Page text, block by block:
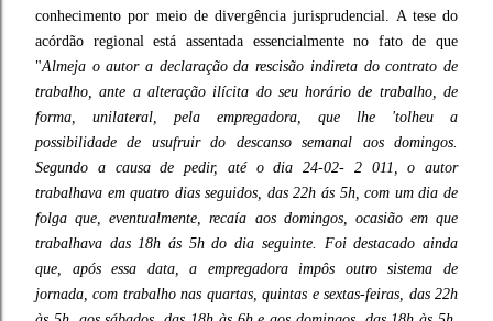
conhecimento por meio de divergência jurisprudencial. A tese do
acórdão regional está assentada essencialmente no fato de que
"Almeja o autor a declaração da rescisão indireta do contrato de
trabalho, ante a alteração ilícita do seu horário de trabalho, de
forma, unilateral, pela empregadora, que lhe 'tolheu a
possibilidade de usufruir do descanso semanal aos domingos.
Segundo a causa de pedir, até o dia 24-02- 2 011, o autor
trabalhava em quatro dias seguidos, das 22h ás 5h, com um dia de
folga que, eventualmente, recaía aos domingos, ocasião em que
trabalhava das 18h ás 5h do dia seguinte. Foi destacado ainda
que, após essa data, a empregadora impôs outro sistema de
jornada, com trabalho nas quartas, quintas e sextas-feiras, das 22h